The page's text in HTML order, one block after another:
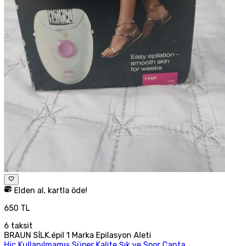
Elden al, kartla öde!
650 TL
6 taksit
BRAUN SİLK.épil 1 Marka Epilasyon Aleti